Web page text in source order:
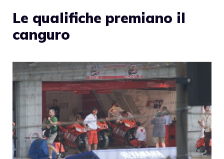
Le qualifiche premiano il
canguro